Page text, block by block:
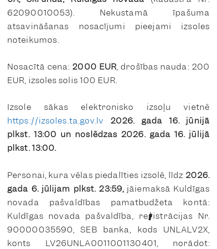
62090010053). Nekustamā īpašuma
atsavināšanas nosacījumi pieejami izsoles
noteikumos.
Nosacītā cena: 2000 EUR, drošības nauda: 200
EUR, izsoles solis 100 EUR.
Izsole sākas elektronisko izsoļu vietnē
https://izsoles.ta.gov.lv
2026. gada 16. jūnijā
plkst. 13:00 un noslēdzas 2026. gada 16. jūlijā
plkst. 13:00.
Personai, kura vēlas piedalīties izsolē, līdz 2026.
gada 6. jūlijam plkst. 23:59, jāiemaksā Kuldīgas
novada pašvaldības pamatbudžeta kontā:
Kuldīgas novada pašvaldība, reģistrācijas Nr.
90000035590, SEB banka, kods UNLALV2X,
konts LV26UNLA0011001130401, norādot: